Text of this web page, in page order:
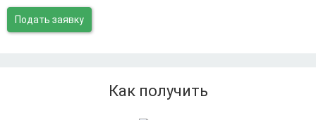
Подать заявку
Как получить